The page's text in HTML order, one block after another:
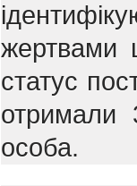
жертвами
статус
отримали
особа.